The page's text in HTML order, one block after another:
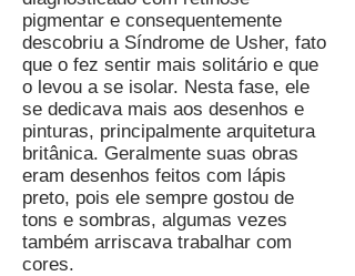
pigmentar e consequentemente
descobriu a Síndrome de Usher, fato
que o fez sentir mais solitário e que
o levou a se isolar. Nesta fase, ele
se dedicava mais aos desenhos e
pinturas, principalmente arquitetura
britânica. Geralmente suas obras
eram desenhos feitos com lápis
preto, pois ele sempre gostou de
tons e sombras, algumas vezes
também arriscava trabalhar com
cores.